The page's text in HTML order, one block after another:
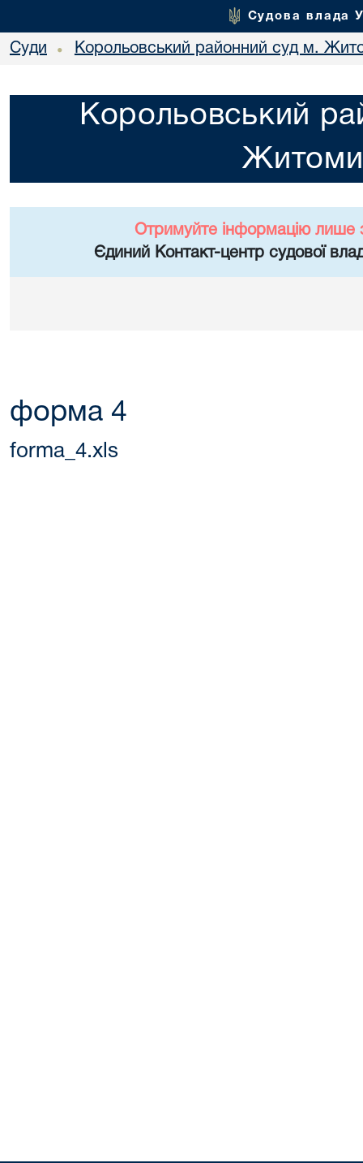
Судова влада
Суди • Корольовський районний суд м.
Корольовський
Отримуйте інформацію лише
Єдиний Контакт-центр судової
форма 4
forma_4.xls